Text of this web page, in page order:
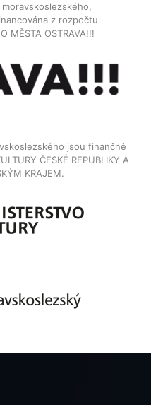
z rozpočtu
MĚSTA OSTRAVA!!!
jsou finančně
ČESKÉ REPUBLIKY A
KRAJEM.